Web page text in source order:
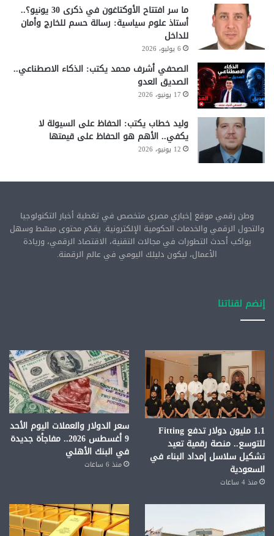
ما سر افتتاح الأوكتاغون في ذكرى 30 يونيو؟..
أستاذ علوم سياسية: رسالة حسم للخارج وأمان
للداخل
6 يوليو، 2026
الصحفي أشرف محمد يكتب: الذكاء الاصطناعي..
الصديق العدو
17 يونيو، 2026
وليد خطاب يكتب: الحفاظ على السيولة لا
يكفي.. الأهم هو الحفاظ على قيمتها
12 يونيو، 2026
وطن رقمي موقع إخباري مصري متخصص في تغطية أخبار التكنولوجيا
والتحول الرقمي والخدمات الحكومية الإلكترونية. يقدّم محتوى مبسّط وسهل
يواكب أحدث التطورات في مجالات التقنية، الاقتصاد الرقمي، وريادة
الأعمال، ليكون دليلك اليومي في عالم الرقمنة.
إنضم لقناتنا
1.1 مليون دولار تدفع Fitting
للتوسع.. منصة رقمية تعيد
تشكيل سلاسل إمداد البناء في
السعودية
منذ 4 ساعات
سعر الدولار والعملات اليوم الأحد
9 أغسطس 2026.. مفاجأة جديدة
في البنك الأهلي
منذ 6 ساعات